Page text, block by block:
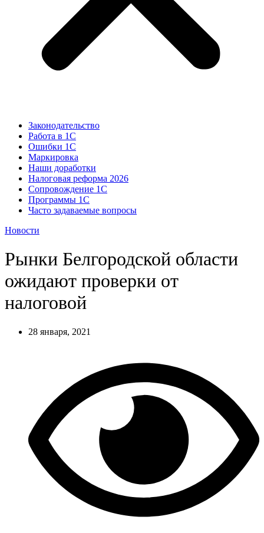
Законодательство
Работа в 1С
Ошибки 1С
Маркировка
Наши доработки
Налоговая реформа 2026
Сопровождение 1С
Программы 1С
Часто задаваемые вопросы
Новости
Рынки Белгородской области
ожидают проверки от
налоговой
28 января, 2021